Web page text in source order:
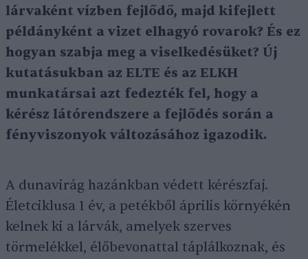
lárvaként vízben fejlődő, majd kifejlett
példányként a vizet elhagyó rovarok? És ez
hogyan szabja meg a viselkedésüket? Új
kutatásukban az ELTE és az ELKH
munkatársai azt fedezték fel, hogy a
kérész látórendszere a fejlődés során a
fényviszonyok változásához igazodik.
A dunavirág hazánkban védett kérészfaj.
Életciklusa 1 év, a petékből április környékén
kelnek ki a lárvák, amelyek szerves
törmelékkel, élőbevonattal táplálkoznak, és